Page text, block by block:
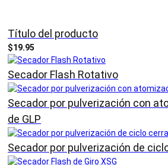
Título del producto
$19.95
Secador Flash Rotativo
Secador por pulverización con
de GLP
Secador por pulverización de